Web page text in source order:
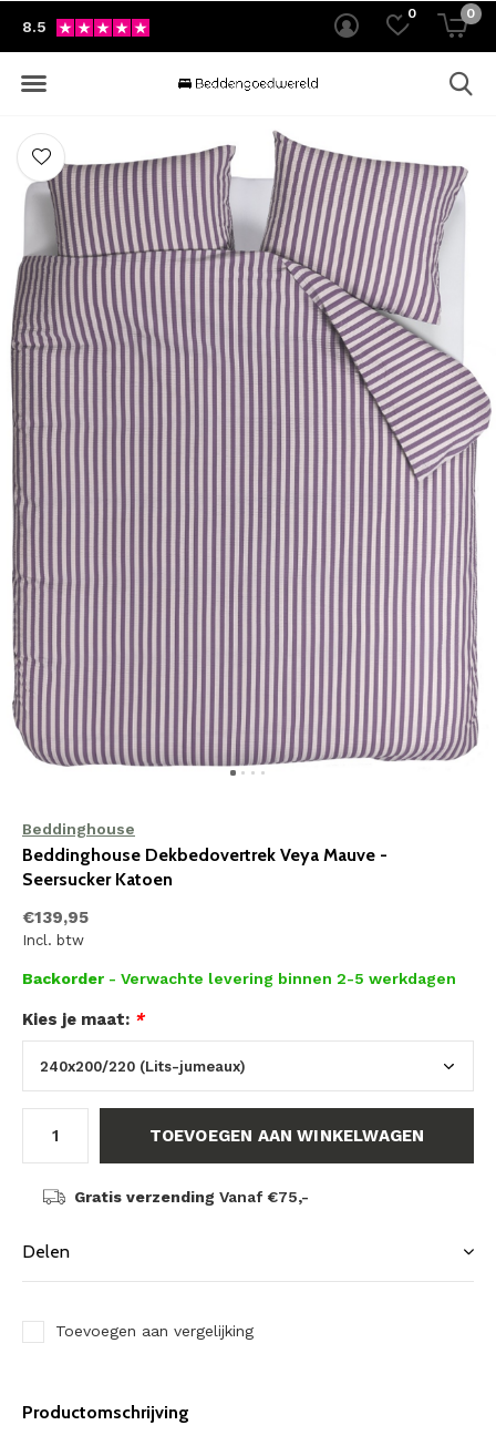
0 0
8.5
Beddinghouse
Beddinghouse Dekbedovertrek Veya Mauve -
Seersucker Katoen
€139,95
Incl. btw
Backorder - Verwachte levering binnen 2-5 werkdagen
Kies je maat: *
TOEVOEGEN AAN WINKELWAGEN
Gratis verzending Vanaf €75,-
Delen
Toevoegen aan vergelijking
Productomschrijving